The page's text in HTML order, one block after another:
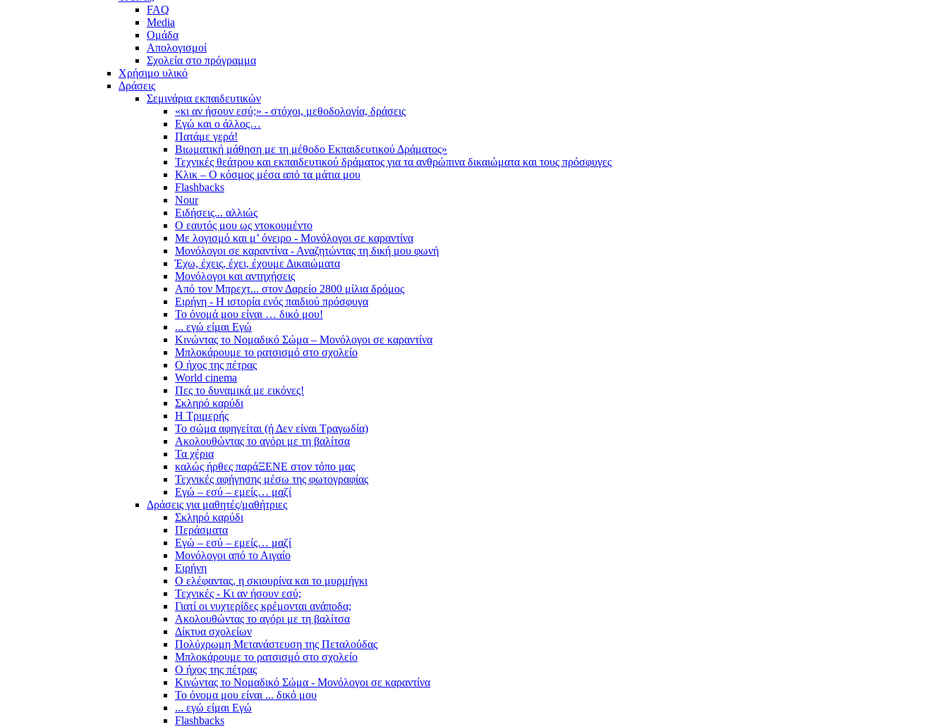
FAQ
Media
Ομάδα
Απολογισμοί
Σχολεία στο πρόγραμμα
Χρήσιμο υλικό
Δράσεις
Σεμινάρια εκπαιδευτικών
«κι αν ήσουν εσύ;» - στόχοι, μεθοδολογία, δράσεις
Εγώ και ο άλλος…
Πατάμε γερά!
Βιωματική μάθηση με τη μέθοδο Εκπαιδευτικού Δράματος»
Τεχνικές θεάτρου και εκπαιδευτικού δράματος για τα ανθρώπινα δικαιώματα και τους πρόσφυγες
Κλικ – Ο κόσμος μέσα από τα μάτια μου
Flashbacks
Nour
Ειδήσεις... αλλιώς
Ο εαυτός μου ως ντοκουμέντο
Με λογισμό και μ’ όνειρο - Μονόλογοι σε καραντίνα
Μονόλογοι σε καραντίνα - Αναζητώντας τη δική μου φωνή
Έχω, έχεις, έχει, έχουμε Δικαιώματα
Μονόλογοι και αντηχήσεις
Από τον Μπρεχτ... στον Δαρείο 2800 μίλια δρόμος
Ειρήνη - Η ιστορία ενός παιδιού πρόσφυγα
Το όνομά μου είναι … δικό μου!
... εγώ είμαι Εγώ
Κινώντας το Νομαδικό Σώμα – Μονόλογοι σε καραντίνα
Μπλοκάρουμε το ρατσισμό στο σχολείο
Ο ήχος της πέτρας
World cinema
Πες το δυναμικά με εικόνες!
Σκληρό καρύδι
Η Τριμερής
Το σώμα αφηγείται (ή Δεν είναι Τραγωδία)
Ακολουθώντας το αγόρι με τη βαλίτσα
Τα χέρια
καλώς ήρθες παράΞΕΝΕ στον τόπο μας
Τεχνικές αφήγησης μέσω της φωτογραφίας
Εγώ – εσύ – εμείς… μαζί
Δράσεις για μαθητές/μαθήτριες
Σκληρό καρύδι
Περάσματα
Εγώ – εσύ – εμείς… μαζί
Μονόλογοι από το Αιγαίο
Ειρήνη
Ο ελέφαντας, η σκιουρίνα και το μυρμήγκι
Τεχνικές - Κι αν ήσουν εσύ;
Γιατί οι νυχτερίδες κρέμονται ανάποδα;
Ακολουθώντας το αγόρι με τη βαλίτσα
Δίκτυα σχολείων
Πολύχρωμη Μετανάστευση της Πεταλούδας
Μπλοκάρουμε το ρατσισμό στο σχολείο
Ο ήχος της πέτρας
Κινώντας το Νομαδικό Σώμα - Μονόλογοι σε καραντίνα
Το όνομα μου είναι ... δικό μου
... εγώ είμαι Εγώ
Flashbacks